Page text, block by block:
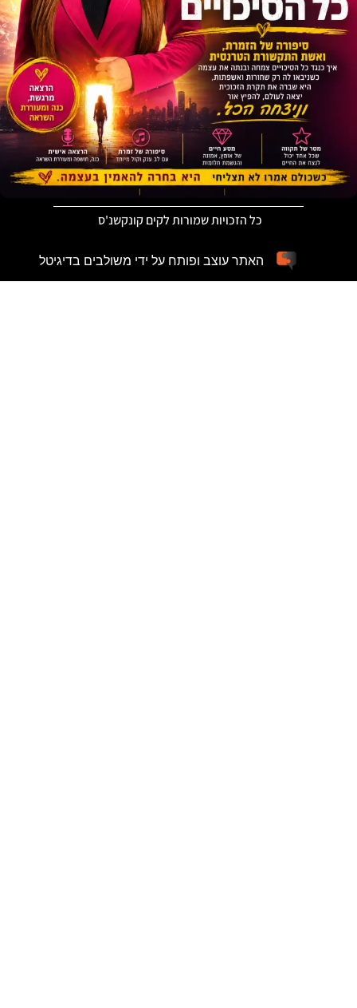
כל הזכויות שמורות לקים קונקשנ'ס
האתר עוצב ופותח על ידי משולבים בדיגיטל